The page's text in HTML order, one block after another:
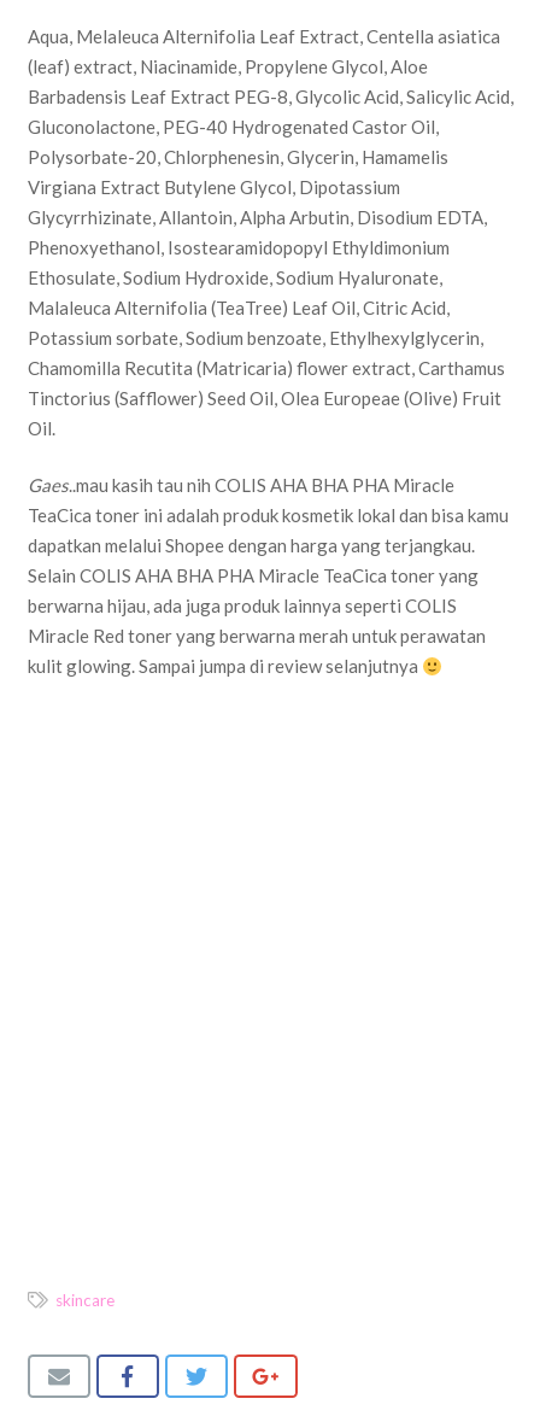
Aqua, Melaleuca Alternifolia Leaf Extract, Centella asiatica
(leaf) extract, Niacinamide, Propylene Glycol, Aloe
Barbadensis Leaf Extract PEG-8, Glycolic Acid, Salicylic Acid,
Gluconolactone, PEG-40 Hydrogenated Castor Oil,
Polysorbate-20, Chlorphenesin, Glycerin, Hamamelis
Virgiana Extract Butylene Glycol, Dipotassium
Glycyrrhizinate, Allantoin, Alpha Arbutin, Disodium EDTA,
Phenoxyethanol, Isostearamidopopyl Ethyldimonium
Ethosulate, Sodium Hydroxide, Sodium Hyaluronate,
Malaleuca Alternifolia (TeaTree) Leaf Oil, Citric Acid,
Potassium sorbate, Sodium benzoate, Ethylhexylglycerin,
Chamomilla Recutita (Matricaria) flower extract, Carthamus
Tinctorius (Safflower) Seed Oil, Olea Europeae (Olive) Fruit
Oil.
Gaes..mau kasih tau nih COLIS AHA BHA PHA Miracle
TeaCica toner ini adalah produk kosmetik lokal dan bisa kamu
dapatkan melalui Shopee dengan harga yang terjangkau.
Selain COLIS AHA BHA PHA Miracle TeaCica toner yang
berwarna hijau, ada juga produk lainnya seperti COLIS
Miracle Red toner yang berwarna merah untuk perawatan
kulit glowing. Sampai jumpa di review selanjutnya
skincare